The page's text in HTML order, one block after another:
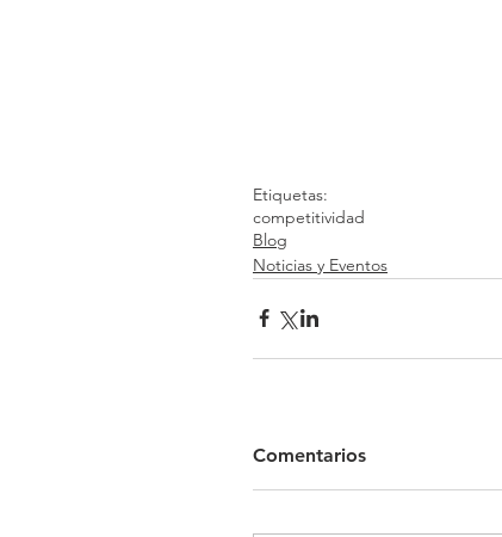
Etiquetas:
competitividad
Blog
Noticias y Eventos
Comentarios